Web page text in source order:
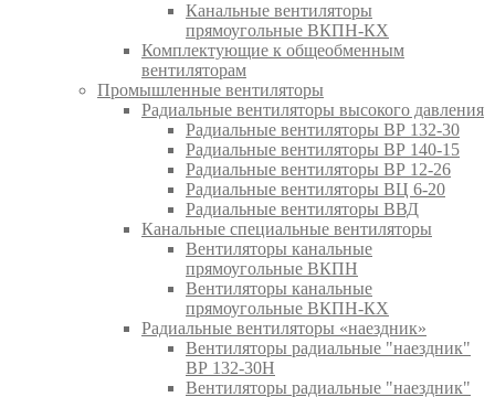
Канальные вентиляторы
прямоугольные ВКПН-КХ
Комплектующие к общеобменным
вентиляторам
Промышленные вентиляторы
Радиальные вентиляторы высокого давления
Радиальные вентиляторы ВР 132-30
Радиальные вентиляторы ВР 140-15
Радиальные вентиляторы ВР 12-26
Радиальные вентиляторы ВЦ 6-20
Радиальные вентиляторы ВВД
Канальные специальные вентиляторы
Вентиляторы канальные
прямоугольные ВКПН
Вентиляторы канальные
прямоугольные ВКПН-КХ
Радиальные вентиляторы «наездник»
Вентиляторы радиальные "наездник"
ВР 132-30Н
Вентиляторы радиальные "наездник"